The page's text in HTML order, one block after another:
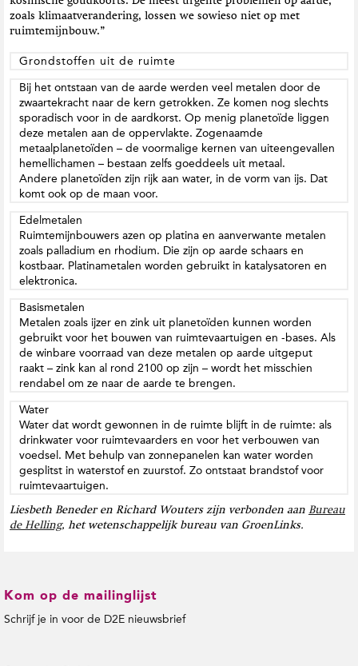
zoals klimaatverandering, lossen we sowieso niet op met
ruimtemijnbouw.”
Grondstoffen uit de ruimte
Bij het ontstaan van de aarde werden veel metalen door de
zwaartekracht naar de kern getrokken. Ze komen nog slechts
sporadisch voor in de aardkorst. Op menig planetoïde liggen
deze metalen aan de oppervlakte. Zogenaamde
metaalplanetoïden – de voormalige kernen van uiteengevallen
hemellichamen – bestaan zelfs goeddeels uit metaal.
Andere planetoïden zijn rijk aan water, in de vorm van ijs. Dat
komt ook op de maan voor.
Edelmetalen
Ruimtemijnbouwers azen op platina en aanverwante metalen
zoals palladium en rhodium. Die zijn op aarde schaars en
kostbaar. Platinametalen worden gebruikt in katalysatoren en
elektronica.
Basismetalen
Metalen zoals ijzer en zink uit planetoïden kunnen worden
gebruikt voor het bouwen van ruimtevaartuigen en -bases. Als
de winbare voorraad van deze metalen op aarde uitgeput
raakt – zink kan al rond 2100 op zijn – wordt het misschien
rendabel om ze naar de aarde te brengen.
Water
Water dat wordt gewonnen in de ruimte blijft in de ruimte: als
drinkwater voor ruimtevaarders en voor het verbouwen van
voedsel. Met behulp van zonnepanelen kan water worden
gesplitst in waterstof en zuurstof. Zo ontstaat brandstof voor
ruimtevaartuigen.
Liesbeth Beneder en Richard Wouters zijn verbonden aan Bureau
de Helling, het wetenschappelijk bureau van GroenLinks.
Kom op de mailinglijst
Schrijf je in voor de D2E nieuwsbrief